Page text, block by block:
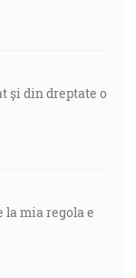
și din dreptate o
la mia regola e